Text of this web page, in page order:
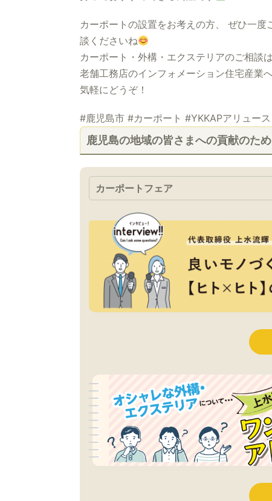
カーポートの設置をお考えの方、 ぜひ一度
談くださいね
カーポート・外構・エクステリアのご相談は
老舗工務店のインフォメーション住宅産業
気軽にどうぞ！
#鹿児島市 #カーポート #YKKAPアリュー
鹿児島の地域の皆さまへの貢献のた
カーポートフェア